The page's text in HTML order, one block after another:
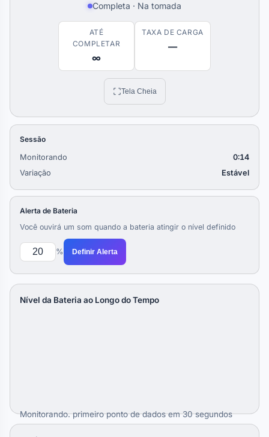
Completa · Na tomada
ATÉ
COMPLETAR
∞
TAXA DE CARGA
—
Tela Cheia
Sessão
Monitorando
0:15
Variação
Estável
Alerta de Bateria
Você ouvirá um som quando a bateria atingir o nível definido
% Definir Alerta
Nível da Bateria ao Longo do Tempo
Monitorando. primeiro ponto de dados em 30 segundos